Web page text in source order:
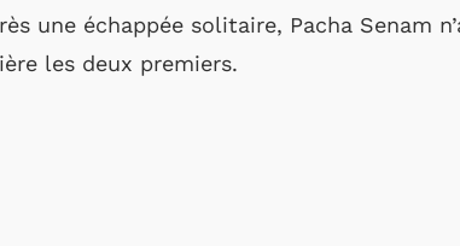
une échappée solitaire, Pacha Senam
les deux premiers.